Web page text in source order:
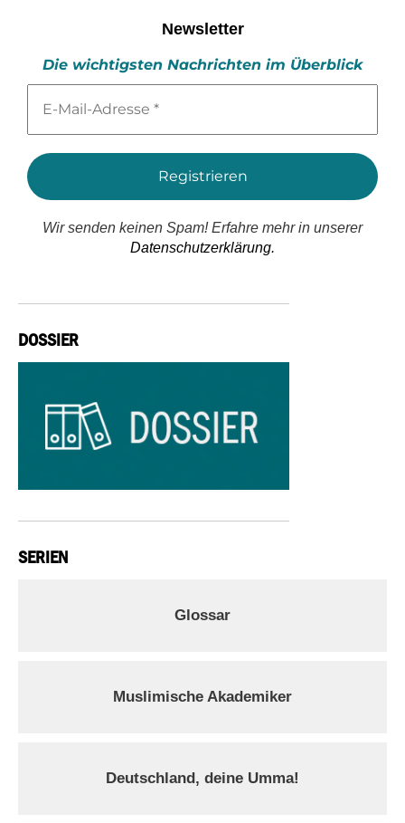
Newsletter
Die wichtigsten Nachrichten im Überblick
Mail-
*
Wir senden keinen Spam! Erfahre mehr in unserer
Datenschutzerklärung.
DOSSIER
SERIEN
Glossar
Muslimische Akademiker
Deutschland, deine Umma!